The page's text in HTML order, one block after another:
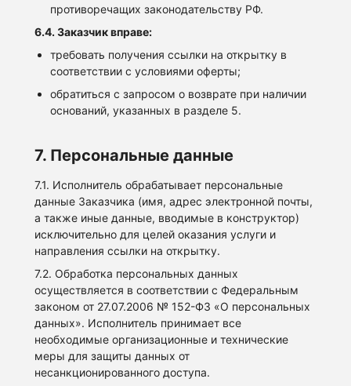
противоречащих законодательству РФ.
6.4. Заказчик вправе:
требовать получения ссылки на открытку в
соответствии с условиями оферты;
обратиться с запросом о возврате при наличии
оснований, указанных в разделе 5.
7. Персональные данные
7.1. Исполнитель обрабатывает персональные
данные Заказчика (имя, адрес электронной почты,
а также иные данные, вводимые в конструктор)
исключительно для целей оказания услуги и
направления ссылки на открытку.
7.2. Обработка персональных данных
осуществляется в соответствии с Федеральным
законом от 27.07.2006 № 152-ФЗ «О персональных
данных». Исполнитель принимает все
необходимые организационные и технические
меры для защиты данных от
несанкционированного доступа.